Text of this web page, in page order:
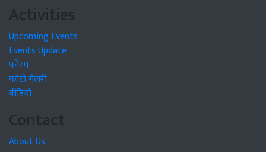
Activities
Upcoming Events
Events Update
फोरम
फोटो गैलरी
वीडियो
Contact
About Us